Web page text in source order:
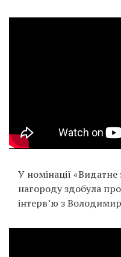
У номінації
нагороду здобула
інтерв’ю з